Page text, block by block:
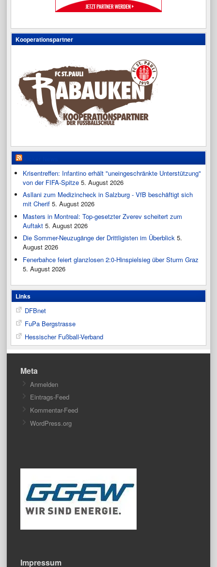
Kooperationspartner
Krisentreffen: Infantino erhält "uneingeschränkte Unterstützung"
von der FIFA-Spitze 5. August 2026
Asllani zum Medizincheck in Salzburg - VfB beschäftigt sich
mit Cherif 5. August 2026
Masters in Montreal: Top-gesetzter Zverev scheitert zum
Auftakt 5. August 2026
Die Sommer-Neuzugänge der Drittligisten im Überblick 5.
August 2026
Fenerbahce feiert glanzlosen 2:0-Hinspielsieg über Sturm Graz
5. August 2026
Links
DFBnet
FuPa Bergstrasse
Hessischer Fußball-Verband
Meta
Anmelden
Eintrags-Feed
Kommentar-Feed
WordPress.org
Impressum